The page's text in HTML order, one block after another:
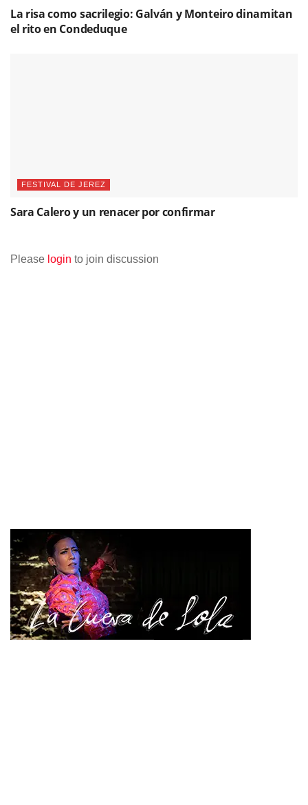
La risa como sacrilegio: Galván y Monteiro dinamitan
el rito en Condeduque
FESTIVAL DE JEREZ
Sara Calero y un renacer por confirmar
Please login to join discussion